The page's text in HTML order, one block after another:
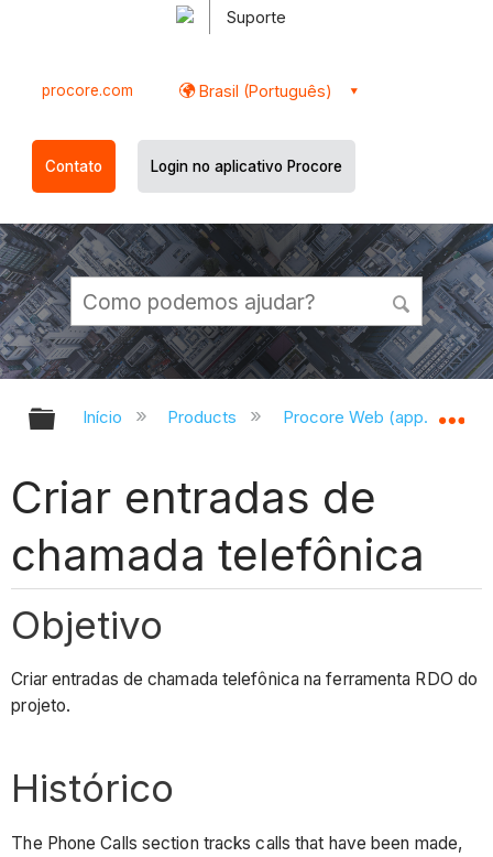
Suporte
procore.com Brasil (Português)
Contato Login no aplicativo Procore
Expandir/recolher hierarquia
Início Products Procore Web
Criar entradas de
chamada telefônica
Objetivo
Criar entradas de chamada telefônica na ferramenta RDO do
projeto.
Histórico
The Phone Calls section tracks calls that have been made,